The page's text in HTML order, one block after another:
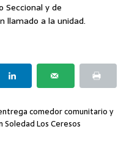
Seccional y de
llamado a la unidad.
comedor comunitario y
Soledad Los Ceresos